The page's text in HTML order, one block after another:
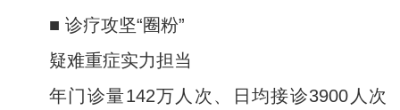
■ 诊疗攻坚“圈粉”
疑难重症实力担当
年门诊量142万人次、日均接诊3900人次